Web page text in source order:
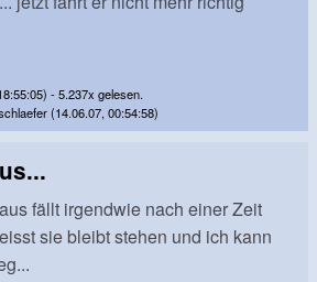
- 5.237x gelesen.
(14.06.07, 00:54:58)
fällt irgendwie nach einer Zeit
sie bleibt stehen und ich kann